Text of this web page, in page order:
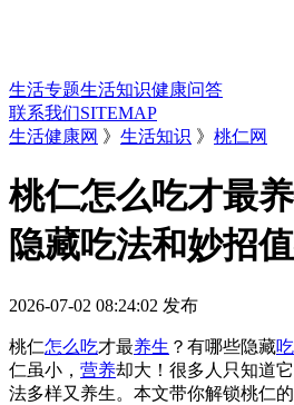
生活专题生活知识健康问答
联系我们SITEMAP
生活健康网 》 生活知识 》 桃仁网
桃仁怎么吃才最
隐藏吃法和妙招
2026-07-02 08:24:02 发布
桃仁怎么吃才最养生 ？有哪些隐藏
仁虽小， 营养却大！很多人只知道
法多样又养生。本文带你解锁桃仁